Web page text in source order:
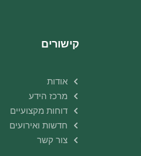
קישורים
אודות
מרכז הידע
דוחות מקצועיים
חדשות ואירועים
צור קשר